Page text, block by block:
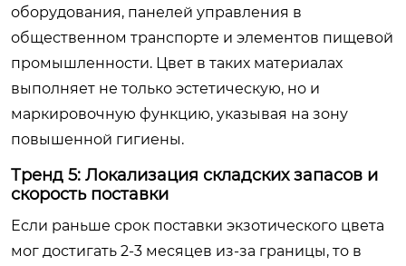
оборудования, панелей управления в
общественном транспорте и элементов пищевой
промышленности. Цвет в таких материалах
выполняет не только эстетическую, но и
маркировочную функцию, указывая на зону
повышенной гигиены.
Тренд 5: Локализация складских запасов и
скорость поставки
Если раньше срок поставки экзотического цвета
мог достигать 2-3 месяцев из-за границы, то в